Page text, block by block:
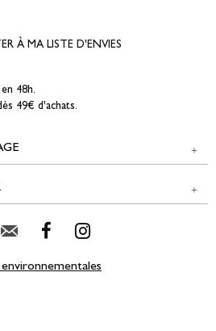
À MA LISTE D'ENVIES
48h.
49€ d'achats.
13% POLYESTER, 2% ELASTHANE